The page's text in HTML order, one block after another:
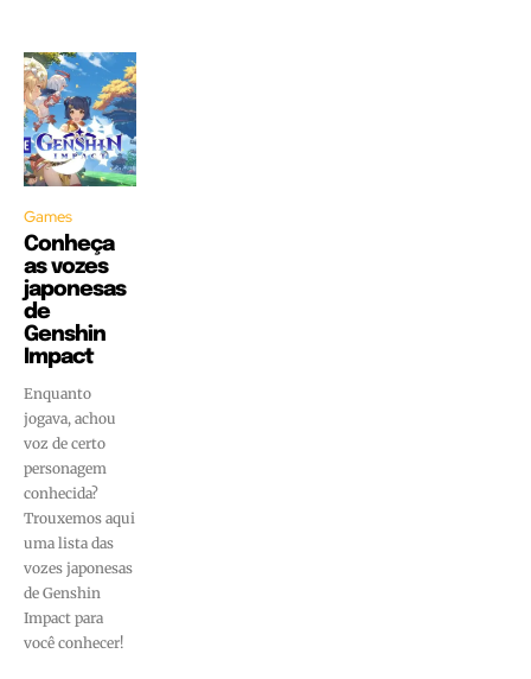
Games
Conheça
as vozes
japonesas
de
Genshin
Impact
Enquanto
jogava, achou
voz de certo
personagem
conhecida?
Trouxemos aqui
uma lista das
vozes japonesas
de Genshin
Impact para
você conhecer!